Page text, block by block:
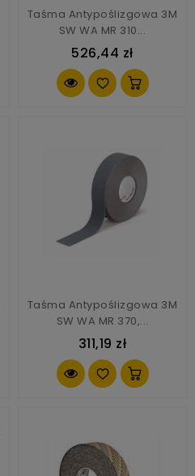
Taśma Antypoślizgowa 3M
SW WA MR 310...
526,44 zł
Taśma Antypoślizgowa 3M
SW WA MR 370,...
311,19 zł